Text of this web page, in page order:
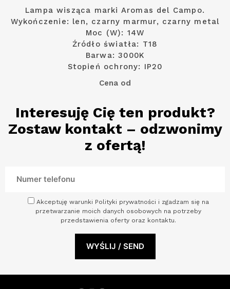
Lampa wisząca marki Aromas del Campo.
Wykończenie: len, czarny marmur, czarny metal
Moc (W): 14W
Źródło światła: T18
Barwa: 3000K
Stopień ochrony: IP20
Cena od
Interesuję Cię ten produkt?
Zostaw kontakt – odzwonimy
z ofertą!
Akceptuję warunki Polityki prywatności i zgadzam się na
przetwarzanie moich danych osobowych na potrzeby
przedstawienia oferty oraz kontaktu.